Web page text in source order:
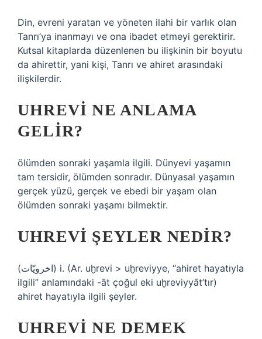
Din, evreni yaratan ve yöneten ilahi bir varlık olan
Tanrı’ya inanmayı ve ona ibadet etmeyi gerektirir.
Kutsal kitaplarda düzenlenen bu ilişkinin bir boyutu
da ahirettir, yani kişi, Tanrı ve ahiret arasındaki
ilişkilerdir.
UHREVI NE ANLAMA
GELIR?
ölümden sonraki yaşamla ilgili. Dünyevi yaşamın
tam tersidir, ölümden sonradır. Dünyasal yaşamın
gerçek yüzü, gerçek ve ebedi bir yaşam olan
ölümden sonraki yaşamı bilmektir.
UHREVI ŞEYLER NEDIR?
(ﺍﺧﺮﻭﻳّﺎﺕ) i. (Ar. uḫrevі > uḫreviyye, “ahiret hayatıyla
ilgili” anlamındaki -āt çoğul eki uḫreviyyāt’tır)
ahiret hayatıyla ilgili şeyler.
UHREVI NE DEMEK